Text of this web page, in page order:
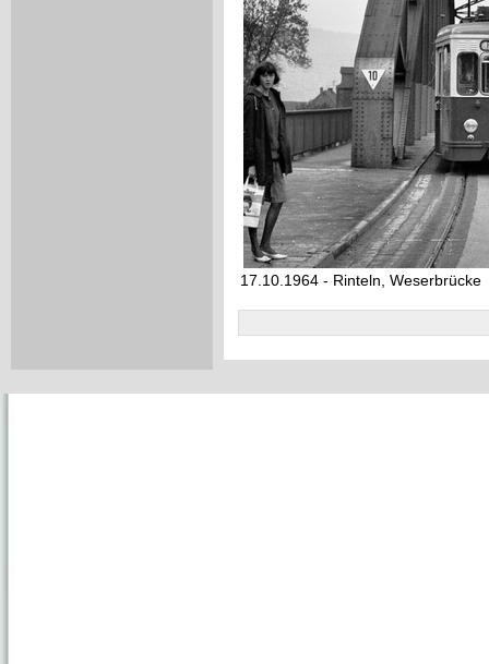
17.10.1964 - Rinteln, Weserbrücke